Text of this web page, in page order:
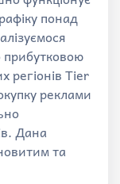
понад
прибутковою
регіонів Tier
реклами
Дана
та